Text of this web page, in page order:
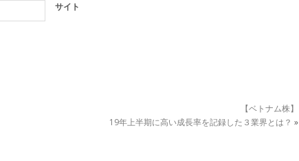
サイト
【ベトナム株】
19年上半期に高い成長率を記録した３業界とは？ »